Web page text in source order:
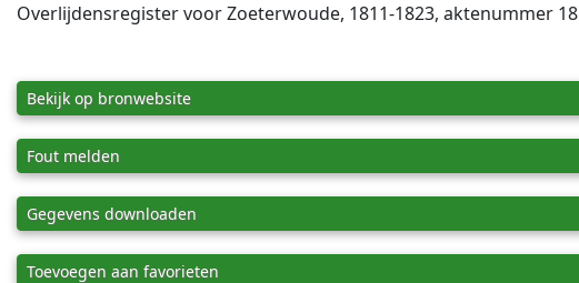
Overlijdensregister voor Zoeterwoude, 1811-1823, aktenummer 18
Bekijk op bronwebsite
Fout melden
Gegevens downloaden
Toevoegen aan favorieten